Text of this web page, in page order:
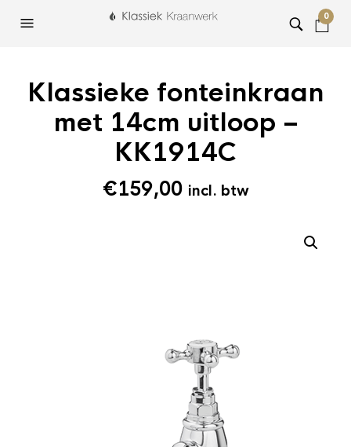
0
Klassieke fonteinkraan
met 14cm uitloop –
KK1914C
€159,00 incl. btw